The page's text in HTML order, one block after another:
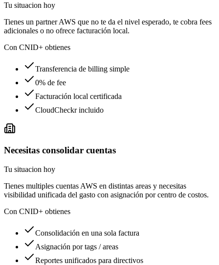
Tu situacion hoy
Tienes un partner AWS que no te da el nivel esperado, te cobra fees
adicionales o no ofrece facturación local.
Con CNID+ obtienes
Transferencia de billing simple
0% de fee
Facturación local certificada
CloudCheckr incluido
Necesitas consolidar cuentas
Tu situacion hoy
Tienes multiples cuentas AWS en distintas areas y necesitas
visibilidad unificada del gasto con asignación por centro de costos.
Con CNID+ obtienes
Consolidación en una sola factura
Asignación por tags / areas
Reportes unificados para directivos